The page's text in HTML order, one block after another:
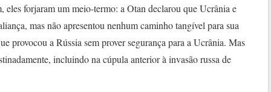
forjaram um meio-termo: a Otan declarou que Ucrânia e
mas não apresentou nenhum caminho tangível para sua
provocou a Rússia sem prover segurança para a Ucrânia. Mas
incluindo na cúpula anterior à invasão russa de